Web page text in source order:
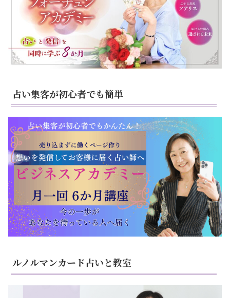
占い集客が初心者でも簡単
ルノルマンカード占いと教室